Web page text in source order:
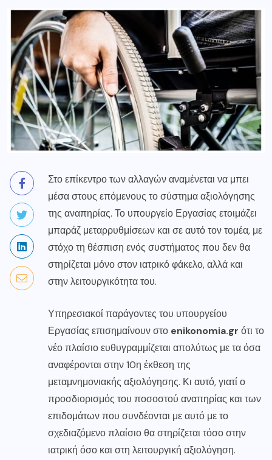
Στο επίκεντρο των αλλαγών αναμένεται να μπει
μέσα στους επόμενους το σύστημα αξιολόγησης
της αναπηρίας. Το υπουργείο Εργασίας ετοιμάζει
μπαράζ μεταρρυθμίσεων και σε αυτό τον τομέα, με
στόχο τη θέσπιση ενός συστήματος που δεν θα
στηρίζεται μόνο στον ιατρικό φάκελο, αλλά και
στην λειτουργικότητα του.
Υπηρεσιακοί παράγοντες του υπουργείου
Εργασίας επισημαίνουν στο enikonomia.gr ότι το
νέο πλαίσιο ευθυγραμμίζεται απολύτως με τα όσα
αναφέρονται στην 10η έκθεση της
μεταμνημονιακής αξιολόγησης. Κι αυτό, γιατί ο
προσδιορισμός του ποσοστού αναπηρίας και των
επιδομάτωνπου συνδέονται με αυτό με το
σχεδιαζόμενο πλαίσιο θα στηρίζεται τόσο στην
ιατρική όσο και στη λειτουργική αξιολόγηση.